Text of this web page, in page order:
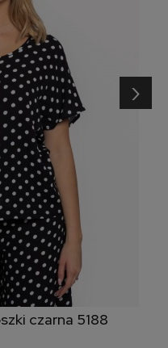
czarna 5188
›